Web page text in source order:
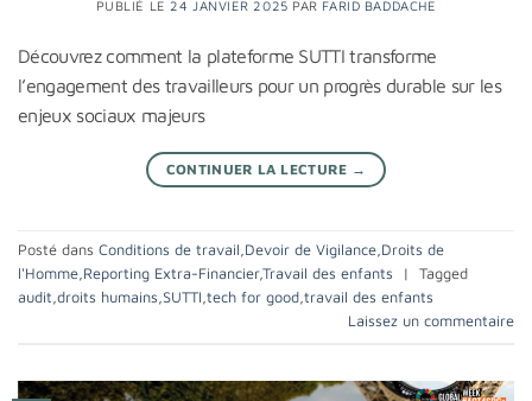
PUBLIÉ LE 24 JANVIER 2025 PAR FARID BADDACHE
Découvrez comment la plateforme SUTTI transforme
l’engagement des travailleurs pour un progrès durable sur les
enjeux sociaux majeurs
CONTINUER LA LECTURE →
Posté dans Conditions de travail,Devoir de Vigilance,Droits de
l'Homme,Reporting Extra-Financier,Travail des enfants |
Tagged
audit,droits humains,SUTTI,tech for good,travail des enfants
Laissez un commentaire